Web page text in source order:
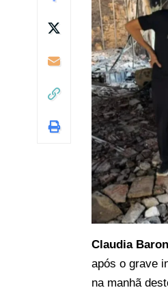
Claudia
após o grave
na manhã